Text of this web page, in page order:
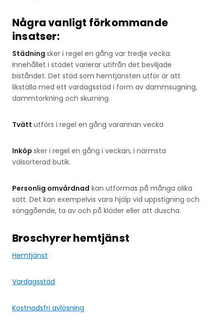
Några vanligt förkommande
insatser:
Städning sker i regel en gång var tredje vecka.
Innehållet i städet varierar utifrån det beviljade
biståndet. Det städ som hemtjänsten utför är att
likställa med ett vardagsstäd i form av dammsugning,
dammtorkning och skurning.
Tvätt utförs i regel en gång varannan vecka
Inköp sker i regel en gång i veckan, i närmsta
välsorterad butik.
Personlig omvårdnad kan utformas på många olika
sätt. Det kan exempelvis vara hjälp vid uppstigning och
sänggående, ta av och på kläder eller att duscha.
Broschyrer hemtjänst
Hemtjänst
Vardagsstäd
Kostnadsfri avlösning